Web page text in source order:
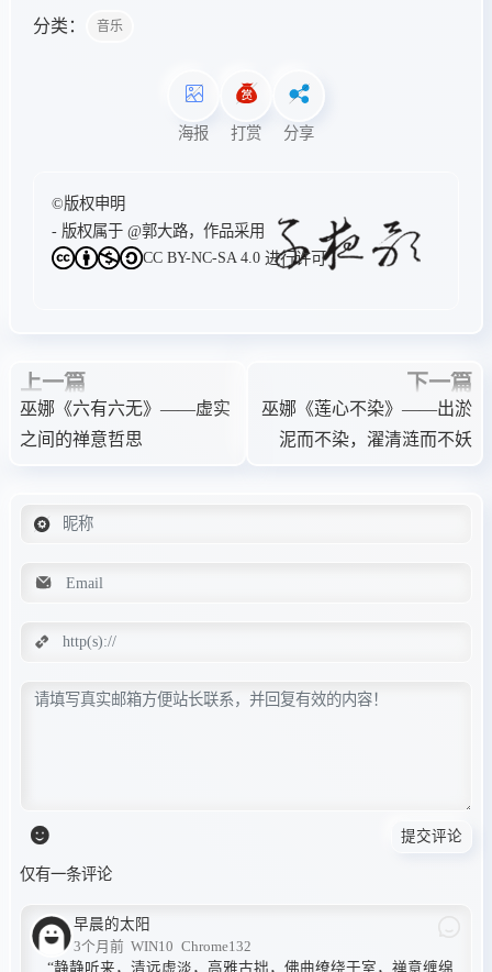
分类： 音乐
海报 打赏 分享
©版权申明
- 版权属于 @郭大路，作品采用
CC BY-NC-SA 4.0 进行许可
上一篇
巫娜《六有六无》——虚实
之间的禅意哲思
下一篇
巫娜《莲心不染》——出淤
泥而不染，濯清涟而不妖
提交评论
仅有一条评论
早晨的太阳
3个月前 WIN10 Chrome132
“静静听来，清远虚淡，高雅古拙，佛曲缭绕于室，禅意缠绵